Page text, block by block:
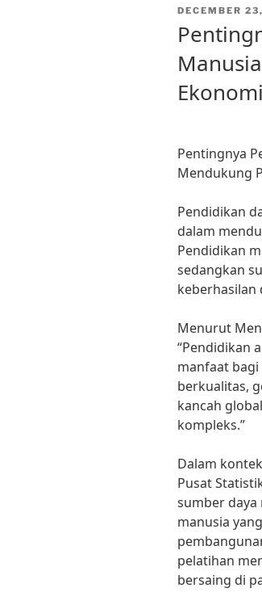
POSTED
DECEMBER
Pentingnya
Mendukung
Pendidikan
dalam
Pendidikan
sedangkan
keberhasilan
Menurut
“Pendidikan
manfaat
berkualitas,
kancah
kompleks.”
Dalam
Pusat
sumber daya
manusia
pelatihan
bersaing di